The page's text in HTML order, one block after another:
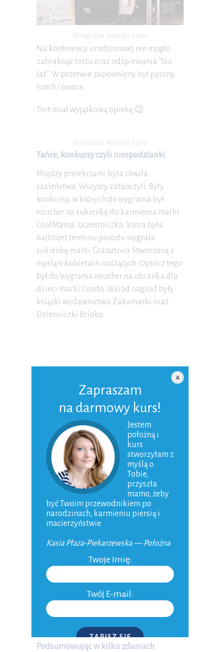
Fotografia Another Story
Na konferencji urodzinowej nie mogło
zabraknąć tortu oraz odśpiewania “Sto
lat”. W przerwie zapewniony był pyszny
lunch i owoce.
Tort miał wyjątkową opiekę 😉
Fotografia Another Story
Tańce, konkursy czyli niespodzianki
Między prelekcjami była chwila
szaleństwa. Wszyscy zatańczyli. Były
konkursy, w których do wygrania był
voucher na sukienkę do karmienia marki
CoolMama. Uczestniczka, która była
najbliżej terminu porodu wygrała
sukienkę marki Granatovo. Stworzoną z
myślą o kobietach rodzących. Oprócz tego
był do wygrania voucher na ubranka dla
dzieci marki Coodo. Wśród nagród były
książki wydawnictwa Zakamarki oraz
Dzienniczki Brioko.
Podsumowując w kilku zdaniach
Zapraszam
na darmowy kurs!
Jestem
położną i
kurs
stworzyłam z
myślą o
Tobie,
przyszła
mamo, żeby
być Twoim przewodnikiem po
narodzinach, karmieniu piersią i
macierzyństwie.
Kasia Płaza-Piekarzewska — Położna
Twoje Imię:
Twój E-mail:
ZAPISZ SIĘ